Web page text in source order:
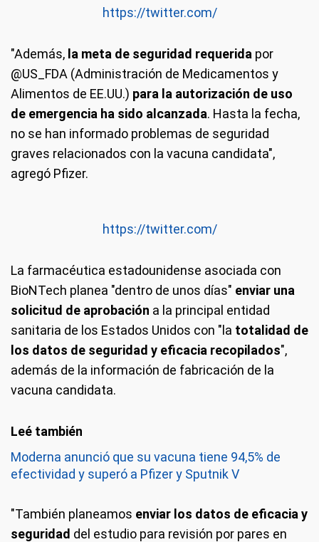
https://twitter.com/
"Además, la meta de seguridad requerida por
@US_FDA (Administración de Medicamentos y
Alimentos de EE.UU.) para la autorización de uso
de emergencia ha sido alcanzada. Hasta la fecha,
no se han informado problemas de seguridad
graves relacionados con la vacuna candidata",
agregó Pfizer.
https://twitter.com/
La farmacéutica estadounidense asociada con
BioNTech planea "dentro de unos días" enviar una
solicitud de aprobación a la principal entidad
sanitaria de los Estados Unidos con "la totalidad de
los datos de seguridad y eficacia recopilados",
además de la información de fabricación de la
vacuna candidata.
Moderna anunció que su vacuna tiene 94,5% de
efectividad y superó a Pfizer y Sputnik V
"También planeamos enviar los datos de eficacia y
seguridad del estudio para revisión por pares en